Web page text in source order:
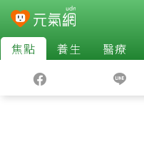
焦點 養生 醫療